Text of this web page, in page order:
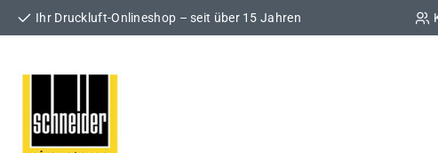
Hauptinhalt springen
Zur Suche springen
Zur Hauptnavigation springen
Ihr Druckluft-Onlineshop – seit über 15 Jahren